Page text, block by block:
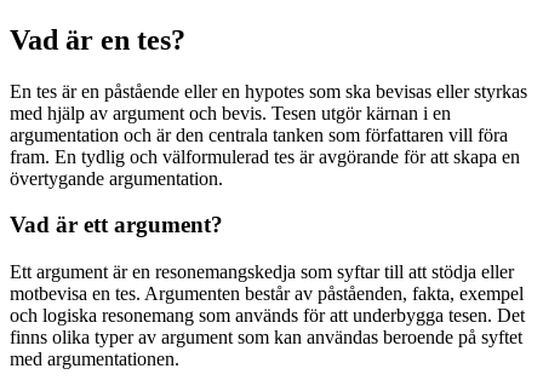
Vad är en tes?
En tes är en påstående eller en hypotes som ska bevisas eller styrkas
med hjälp av argument och bevis. Tesen utgör kärnan i en
argumentation och är den centrala tanken som författaren vill föra
fram. En tydlig och välformulerad tes är avgörande för att skapa en
övertygande argumentation.
Vad är ett argument?
Ett argument är en resonemangskedja som syftar till att stödja eller
motbevisa en tes. Argumenten består av påståenden, fakta, exempel
och logiska resonemang som används för att underbygga tesen. Det
finns olika typer av argument som kan användas beroende på syftet
med argumentationen.